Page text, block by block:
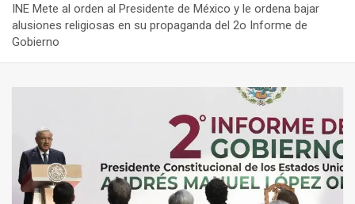
INE Mete al orden al Presidente de México y le ordena bajar
alusiones religiosas en su propaganda del 2o Informe de
Gobierno